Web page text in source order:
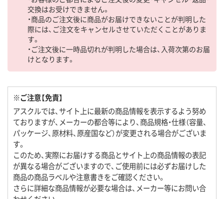
交換はお受けできません。
・商品のご注文後に商品がお届けできないことが判明した
際には、ご注文をキャンセルさせていただくことがありま
す。
・ご注文後に一時品切れが判明した場合は、入荷次第のお届
けとなります。
※ご注意【免責】
アスクルでは、サイト上に最新の商品情報を表示するよう努め
ておりますが、メーカーの都合等により、商品規格・仕様（容量、
パッケージ、原材料、原産国など）が変更される場合がございま
す。
このため、実際にお届けする商品とサイト上の商品情報の表記
が異なる場合がございますので、ご使用前には必ずお届けした
商品の商品ラベルや注意書きをご確認ください。
さらに詳細な商品情報が必要な場合は、メーカー等にお問い合